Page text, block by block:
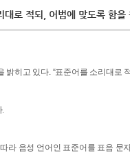
로 적되, 어법에 맞도록 함을
밝히고 있다. “표준어를 소리대로
.
라 음성 언어인 표준어를 표음 문